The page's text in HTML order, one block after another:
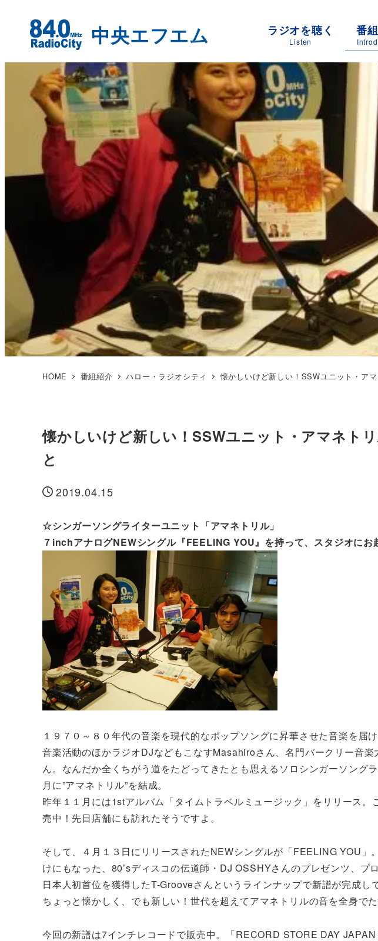
ラジオを聴く
Listen
番
HOME 番組紹介 ハロー・ラジオシティ 懐かしいけど新しい！SSWユニット・ア
懐かしいけど新しい！SSWユニット・アマネト
と
投稿日
2019.04.15
☆シンガーソングライターユニット「アマネトリル」
７inchアナログNEWシングル『FEELING YOU』を持って、スタジオにお
１９７０～８０年代の音楽を現代的なポップソングに昇華させた音楽を届け
音楽活動のほかラジオDJなどもこなすMasahiroさん、名門バークリー音
ん。なんだか全くちがう道をたどってきたとも思えるソロシンガーソング
月に”アマネトリル”を結成。
昨年１１月には1stアルバム「タイムトラベルミュージック」をリリース。
売中！先日店舗にも訪れたそうですよ。
そして、４月１３日にリリースされたNEWシングルが「FEELING YOU」
けにもなった、80’sディスコの伝道師・DJ OSSHYさんのプレゼンツ、プ
日本人初首位を獲得したT-Grooveさんというラインナップで新譜が完成し
ちょっと懐かしく、でも新しい！世代を超えてアマネトリルの音を全身で
今回の新譜は7インチレコードで販売中。「RECORD STORE DAY